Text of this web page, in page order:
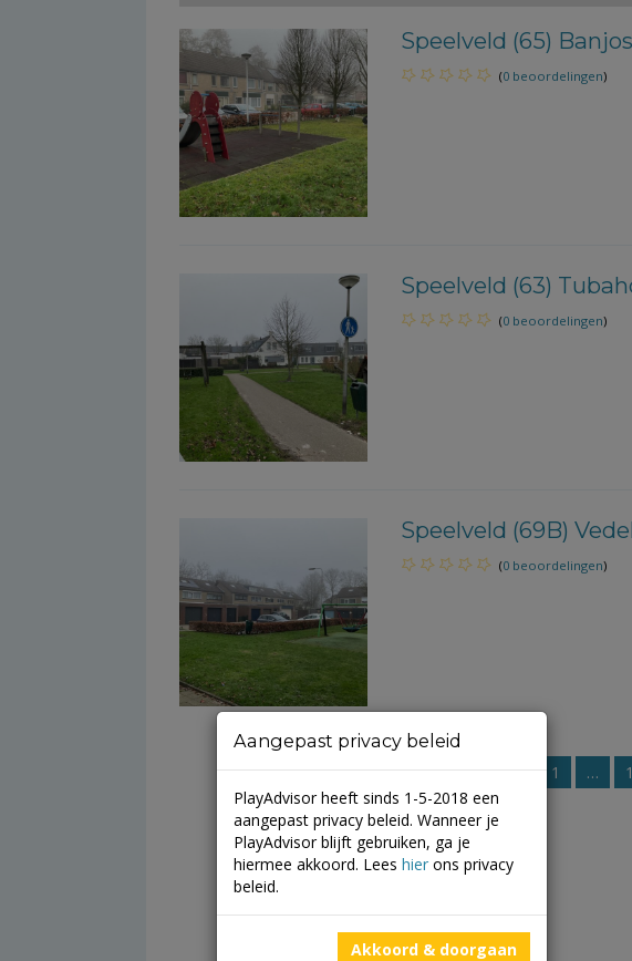
Speelveld (65)
(0 beoordelingen)
Speelveld (63)
(0 beoordelingen)
Speelveld (69B)
(0 beoordelingen)
Vorige 1 …
Aangepast privacy beleid
PlayAdvisor heeft sinds 1-5-2018 een
aangepast privacy beleid. Wanneer je
PlayAdvisor blijft gebruiken, ga je
hiermee akkoord. Lees hier ons privacy
beleid.
Akkoord & doorgaan